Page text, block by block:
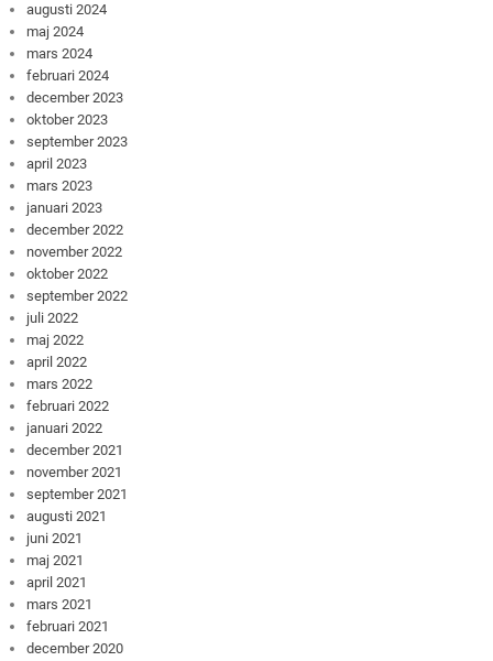
augusti 2024
maj 2024
mars 2024
februari 2024
december 2023
oktober 2023
september 2023
april 2023
mars 2023
januari 2023
december 2022
november 2022
oktober 2022
september 2022
juli 2022
maj 2022
april 2022
mars 2022
februari 2022
januari 2022
december 2021
november 2021
september 2021
augusti 2021
juni 2021
maj 2021
april 2021
mars 2021
februari 2021
december 2020